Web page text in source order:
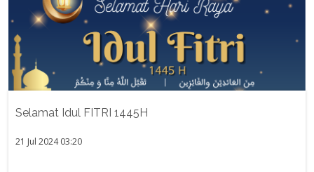
Selamat Idul FITRI 1445H
21 Jul 2024 03:20